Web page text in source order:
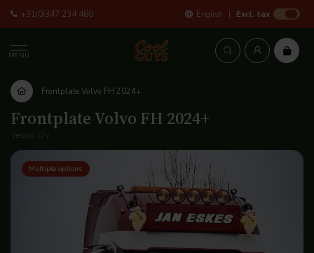
+31(0)347 234 460 English Excl. tax
MENU
Frontplate Volvo FH 2024+
Frontplate Volvo FH 2024+
Vepro Oy
Multiple options